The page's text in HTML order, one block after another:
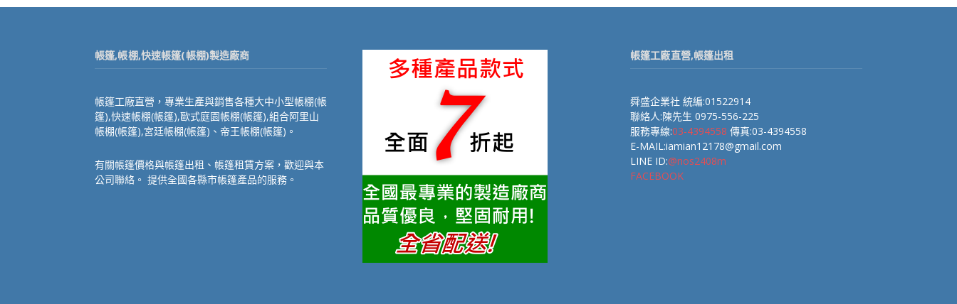
帳篷,帳棚,快速帳篷(帳棚)製造廠商
帳篷工廠直營，專業生產與銷售各種大中小型帳棚(帳
篷),快速帳棚(帳篷),歐式庭園帳棚(帳篷),組合阿里山
帳棚(帳篷),宮廷帳棚(帳篷)、帝王帳棚(帳篷)。
有關帳篷價格與帳篷出租、帳篷租賃方案，歡迎與本
公司聯絡。 提供全國各縣市帳篷產品的服務。
帳篷工廠直營,帳篷出租
舜盛企業社 統編:01522914
聯絡人:陳先生 0975-556-225
服務專線:03-4394558 傳真:03-4394558
E-MAIL:iamian12178@gmail.com
LINE ID:@nos2408m
FACEBOOK